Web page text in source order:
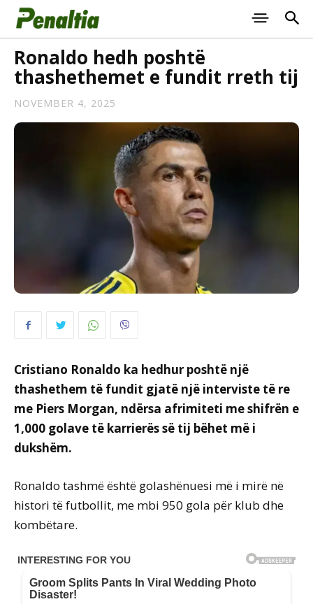
Ronaldo hedh poshtë
thashethemet e fundit rreth tij
NOVEMBER 4, 2025
Cristiano Ronaldo ka hedhur poshtë një
thashethem të fundit gjatë një interviste të re
me Piers Morgan, ndërsa afrimiteti me shifrën e
1,000 golave të karrierës së tij bëhet më i
dukshëm.
Ronaldo tashmë është golashënuesi më i mirë në
histori të futbollit, me mbi 950 gola për klub dhe
kombëtare.